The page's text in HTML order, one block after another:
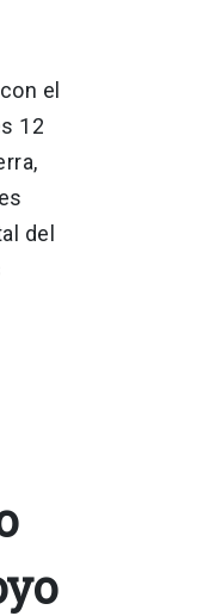
el
12
del